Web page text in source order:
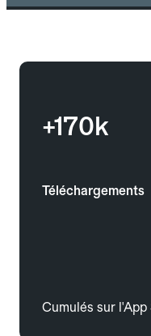
+170k
Téléchargements
Cumulés sur